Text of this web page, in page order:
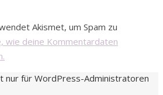
Akismet, um Spam zu
wie deine Kommentardaten
nur für WordPress-Administratoren